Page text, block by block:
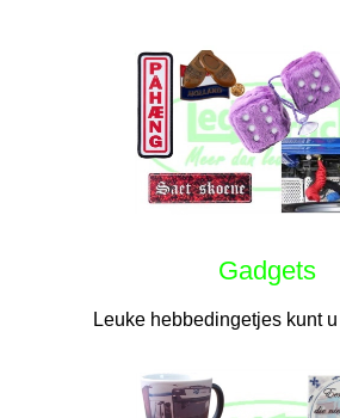
Gadgets
Leuke hebbedingetjes kunt